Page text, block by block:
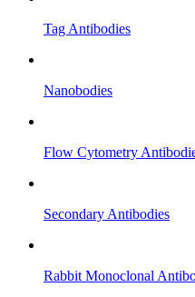
Tag Antibodies
Nanobodies
Flow Cytometry
Secondary Antibodies
Rabbit Monoclonal